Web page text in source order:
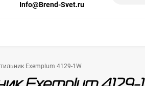
Info@Brend-Svet.ru
Exemplum 4129-1W